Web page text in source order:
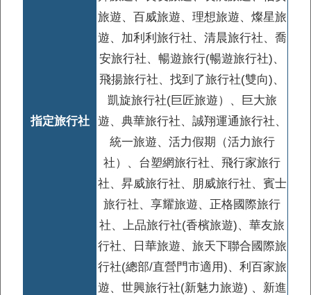
刷聯邦JCB卡最高享 8%OFF
日本大眾交通刷吉鶴卡最高50 %
指定旅行社
旅遊、百威旅遊、理想旅遊、燦星旅
遊、加利利旅行社、清晨旅行社、喬
安旅行社、暢遊旅行(暢遊旅行社)、
飛揚旅行社、找到了旅行社(雙向)、
凱旋旅行社(巨匠旅遊）、巨大旅
遊、典華旅行社、誠翔運通旅行社、
統一旅遊、活力假期（活力旅行
社）、台塑網旅行社、飛行家旅行
社、昇威旅行社、朋威旅行社、賓士
旅行社、享耀旅遊、正格國際旅行
社、上品旅行社(香檳旅遊)、華友旅
行社、日華旅遊、旅天下聯合國際旅
行社(總部/直營門市適用)、利百家旅
遊、世興旅行社(新魅力旅遊) 、新進